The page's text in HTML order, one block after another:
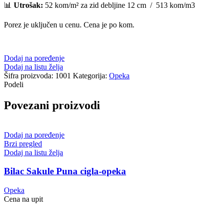
📊 Utrošak: 52 kom/m² za zid debljine 12 cm / 513 kom/m3
Porez je uključen u cenu. Cena je po kom.
Dodaj na poređenje
Dodaj na listu želja
Šifra proizvoda: 1001 Kategorija: Opeka
Podeli
Povezani proizvodi
Dodaj na poređenje
Brzi pregled
Dodaj na listu želja
Bilac Sakule Puna cigla-opeka
Opeka
Cena na upit